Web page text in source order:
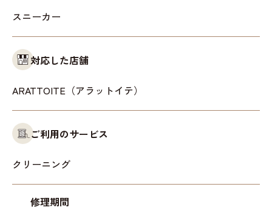
スニーカー
対応した店舗
ARATTOITE（アラットイテ）
ご利用のサービス
クリーニング
修理期間